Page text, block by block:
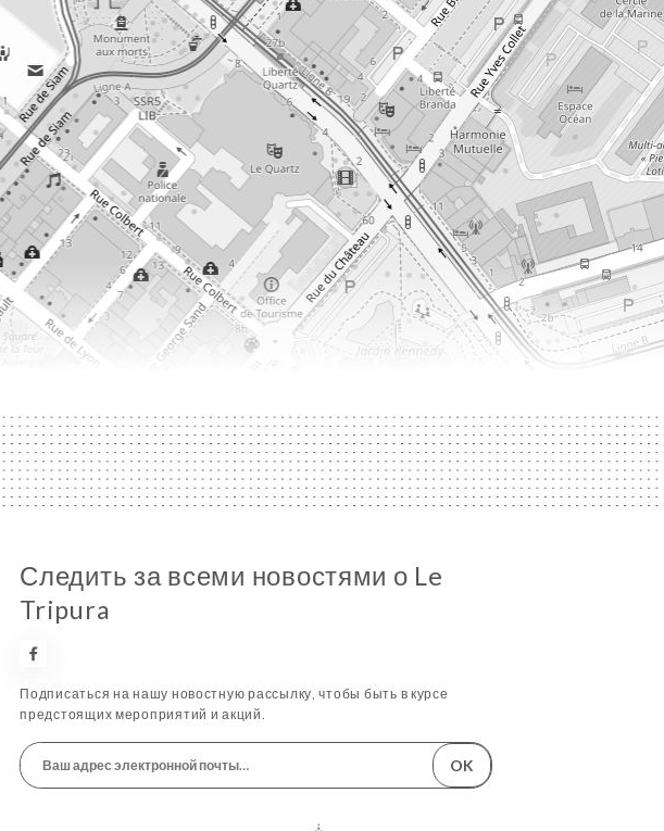
Следить за всеми новостями о Le
Tripura
Подписаться на нашу новостную рассылку, чтобы быть в курсе
предстоящих мероприятий и акций.
OK